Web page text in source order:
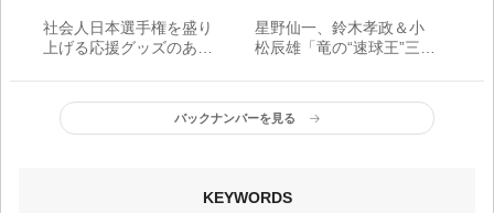
社会人日本選手権を盛り
上げる応援グッズのあれ
島わかなの熱視線！
星野仙一、鈴木孝政＆小
松辰雄「竜の“速球王”三者
の男たち
バックナンバーを見る
KEYWORDS